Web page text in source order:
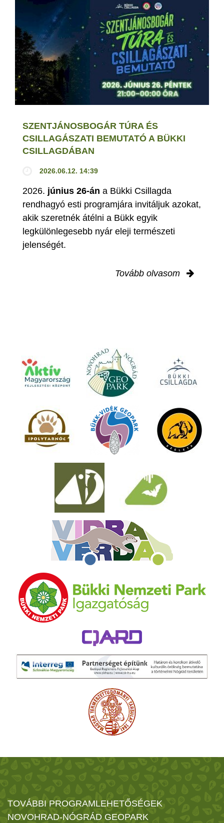
SZENTJÁNOSBOGÁR TÚRA ÉS
CSILLAGÁSZATI BEMUTATÓ A BÜKKI
CSILLAGDÁBAN
2026.06.12. 14:39
2026. június 26-án a Bükki Csillagda
rendhagyó esti programjára invitáljuk azokat,
akik szeretnék átélni a Bükk egyik
legkülönlegesebb nyár eleji természeti
jelenségét.
Tovább olvasom
TOVÁBBI PROGRAMLEHETŐSÉGEK
NOVOHRAD-NÓGRÁD GEOPARK